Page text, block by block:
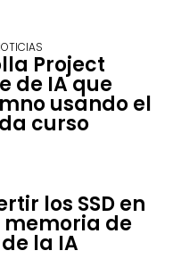
Project
de IA que
usando el
curso
los SSD en
memoria de
la IA